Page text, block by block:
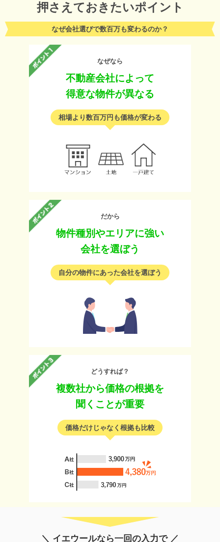
押さえておきたいポイント
なぜ会社選びで数百万も変わるのか？
なぜなら
不動産会社によって
得意な物件が異なる
相場より数百万円も価格が変わる
だから
物件種別やエリアに強い
会社を選ぼう
自分の物件にあった会社を選ぼう
どうすれば？
複数社から価格の根拠を
聞くことが重要
価格だけじゃなく根拠も比較
＼ イエウールなら一回の入力で ／